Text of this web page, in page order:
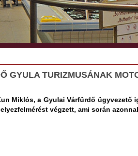
GYULA TURIZMUSÁNAK
Miklós, a Gyulai Várfürdő ügyvezető
végzett, ami során